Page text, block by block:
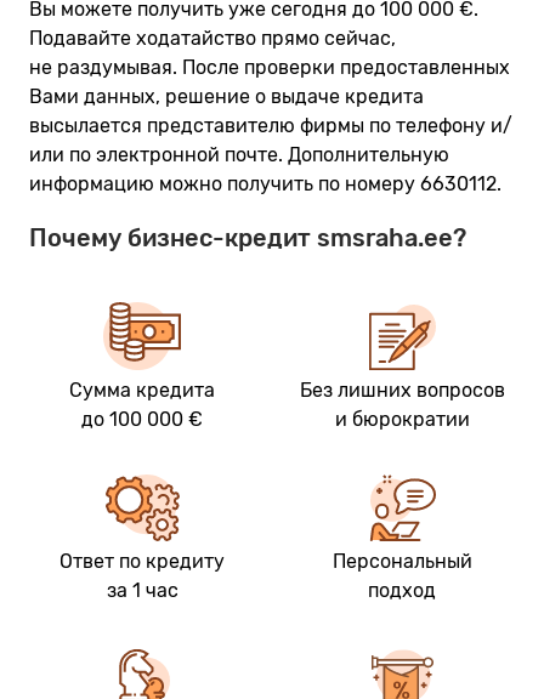
Вы можете получить уже сегодня до 100 000 €.
Подавайте ходатайство прямо сейчас,
не раздумывая. После проверки предоставленных
Вами данных, решение о выдаче кредита
высылается представителю фирмы по телефону и/​
или по электронной почте. Дополнительную
информацию можно получить по номеру 6630112.
Почему бизнес-кредит smsraha.ee?
Сумма кредита
до 100 000 €
Без лишних вопросов
и бюрократии
Ответ по кредиту
за 1 час
Персональный
подход